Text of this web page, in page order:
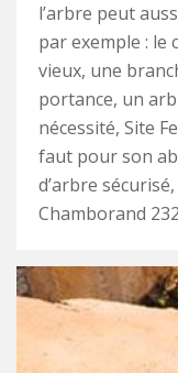
l’arbre peut
par exemple : le
vieux, une
portance, un
nécessité, Site
faut pour son
d’arbre
Chamborand